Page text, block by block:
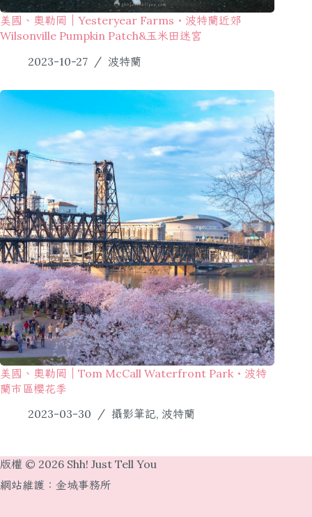
美國、奧勒岡｜Yesteryear Farms・波特蘭近郊
Wilsonville Pumpkin Patch&玉米田迷宮
2023-10-27
波特蘭
美國、奧勒岡｜Tom McCall Waterfront Park・波特
蘭市區櫻花季
2023-03-30
攝影筆記, 波特蘭
版權 © 2026 Shh! Just Tell You
網站維護： 金城事務所